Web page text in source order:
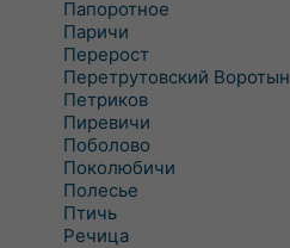
Папоротное
Паричи
Перерост
Перетрутовский Воротын
Петриков
Пиревичи
Поболово
Поколюбичи
Полесье
Птичь
Речица